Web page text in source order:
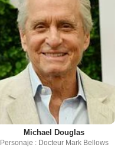
Michael Douglas
Personaje : Docteur Mark Bellows